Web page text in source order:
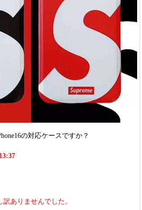
の対応ケースですか？
ありませんでした。